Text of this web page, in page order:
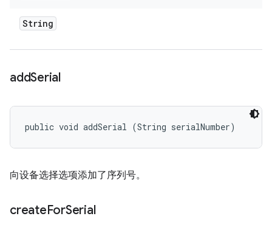
String
addSerial
public void addSerial (String serialNumber)
向设备选择选项添加了序列号。
createForSerial